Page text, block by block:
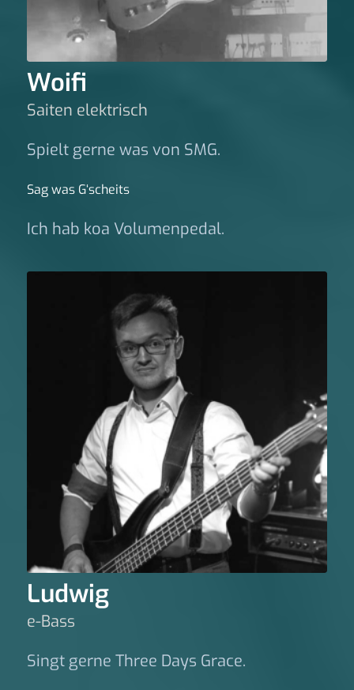
Woifi
Saiten elektrisch
Spielt gerne was von SMG.
Sag was G‘scheits
Ich hab koa Volumenpedal.
Ludwig
e-Bass
Singt gerne Three Days Grace.